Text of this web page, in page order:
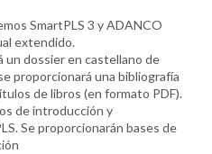
SmartPLS 3 y ADANCO
extendido.
un dossier en castellano de
proporcionará una bibliografía
de libros (en formato PDF).
de introducción y
Se proporcionarán bases de